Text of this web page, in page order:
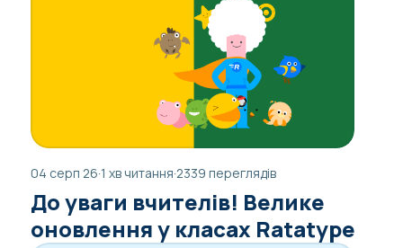
04 серп 26·1 хв читання·2339 переглядів
До уваги вчителів! Велике
оновлення у класах Ratatype